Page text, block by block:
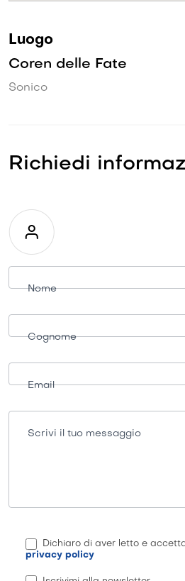
Luogo
Coren delle Fate
Sonico
Richiedi
Richiesta
informazioni
Nome
Cognome
Email
Scrivi il tuo messaggio
Dichiaro di aver letto e
privacy policy